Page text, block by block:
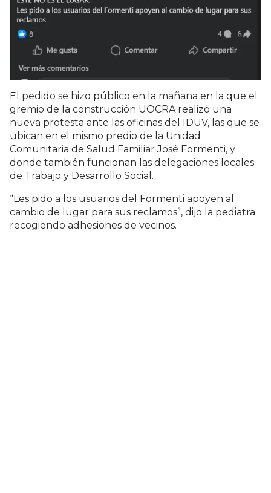
El pedido se hizo público en la mañana en la que el
gremio de la construcción UOCRA realizó una
nueva protesta ante las oficinas del IDUV, las que se
ubican en el mismo predio de la Unidad
Comunitaria de Salud Familiar José Formenti, y
donde también funcionan las delegaciones locales
de Trabajo y Desarrollo Social.
“Les pido a los usuarios del Formenti apoyen al
cambio de lugar para sus reclamos”, dijo la pediatra
recogiendo adhesiones de vecinos.